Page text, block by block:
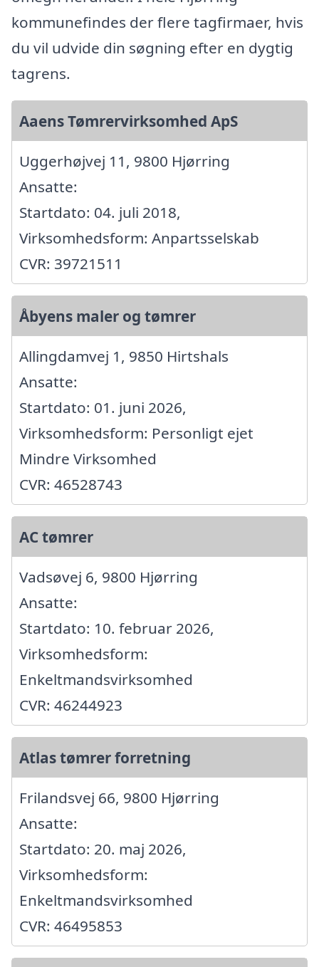
kommunefindes der flere tagfirmaer, hvis
du vil udvide din søgning efter en dygtig
tagrens.
Aaens Tømrervirksomhed ApS
Uggerhøjvej 11, 9800 Hjørring
Ansatte:
Startdato: 04. juli 2018,
Virksomhedsform: Anpartsselskab
CVR: 39721511
Åbyens maler og tømrer
Allingdamvej 1, 9850 Hirtshals
Ansatte:
Startdato: 01. juni 2026,
Virksomhedsform: Personligt ejet
Mindre Virksomhed
CVR: 46528743
AC tømrer
Vadsøvej 6, 9800 Hjørring
Ansatte:
Startdato: 10. februar 2026,
Virksomhedsform:
Enkeltmandsvirksomhed
CVR: 46244923
Atlas tømrer forretning
Frilandsvej 66, 9800 Hjørring
Ansatte:
Startdato: 20. maj 2026,
Virksomhedsform:
Enkeltmandsvirksomhed
CVR: 46495853